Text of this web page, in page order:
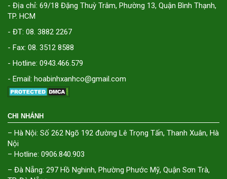
- Địa chỉ: 69/18 Đặng Thuỳ Trâm, Phường 13, Quận Bình Thạnh,
TP. HCM
- ĐT: 08. 3882 2267
- Fax: 08. 3512 8588
- Hotline: 0943.466.579
- Email: hoabinhxanhco@gmail.com
CHI NHÁNH
– Hà Nội: Số 262 Ngõ 192 đường Lê Trọng Tấn, Thanh Xuân, Hà
Nội
– Hotline: 0906.840.903
– Đà Nẵng: 297 Hồ Nghinh, Phường Phước Mỹ, Quận Sơn Trà,